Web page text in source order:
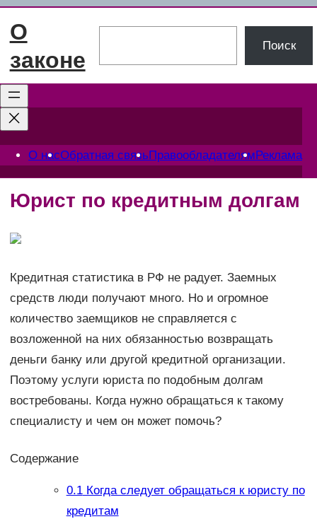
Перейти
О
законе
Поиск
О насОбратная связьПравообладателямРеклама
Юрист по кредитным долгам
Кредитная статистика в РФ не радует. Заемных
средств люди получают много. Но и огромное
количество заемщиков не справляется с
возложенной на них обязанностью возвращать
деньги банку или другой кредитной организации.
Поэтому услуги юриста по подобным долгам
востребованы. Когда нужно обращаться к такому
специалисту и чем он может помочь?
Содержание
0.1Когда следует обращаться к юристу по
кредитам